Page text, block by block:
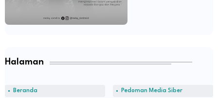
Halaman
Beranda Pedoman Media Siber